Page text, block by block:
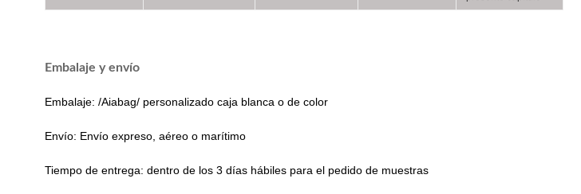
Embalaje y envío
Embalaje: /Aiabag/ personalizado caja blanca o de color
Envío: Envío expreso, aéreo o marítimo
Tiempo de entrega: dentro de los 3 días hábiles para el pedido de muestras